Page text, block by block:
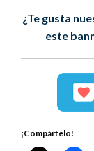
¿Te gusta
este
¡Compártelo!